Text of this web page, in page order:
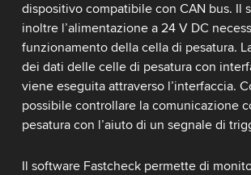
dispositivo compatibile con CAN bus. Il
inoltre l’alimentazione a 24 V DC
funzionamento della cella di pesatura.
dei dati delle celle di pesatura con
viene eseguita attraverso l’interfaccia.
possibile controllare la comunicazione
pesatura con l’aiuto di un segnale di
Il software Fastcheck permette di